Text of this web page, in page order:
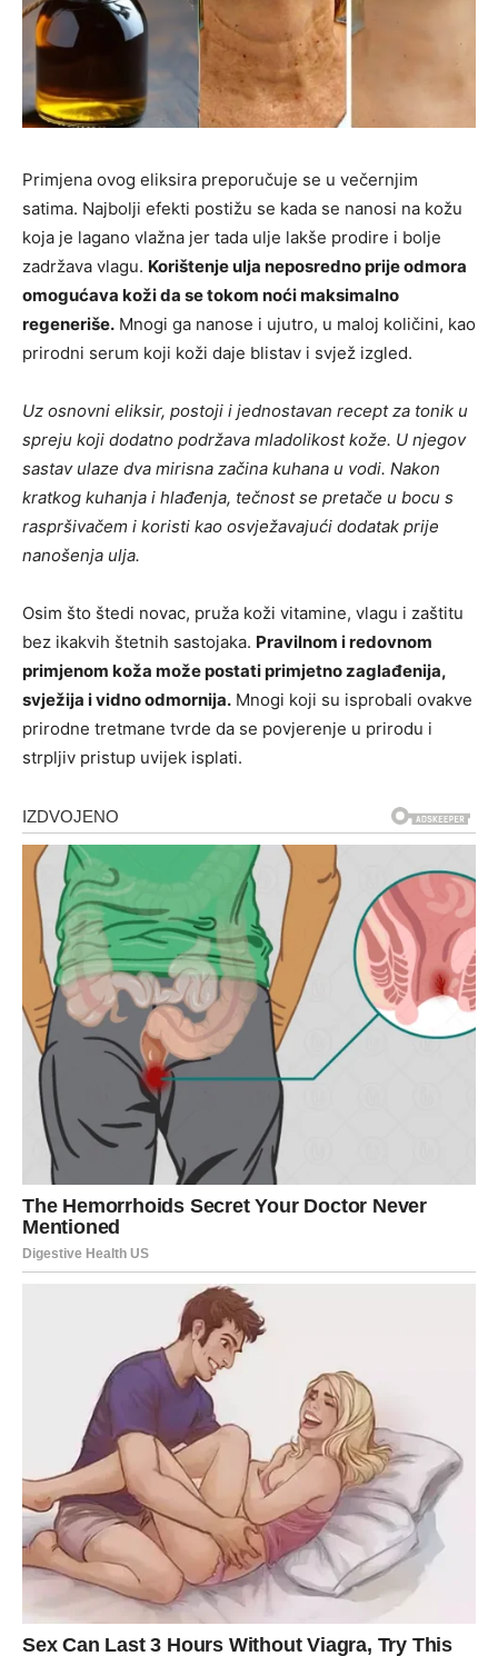
Primjena ovog eliksira preporučuje se u večernjim
satima. Najbolji efekti postižu se kada se nanosi na kožu
koja je lagano vlažna jer tada ulje lakše prodire i bolje
zadržava vlagu. Korištenje ulja neposredno prije odmora
omogućava koži da se tokom noći maksimalno
regeneriše. Mnogi ga nanose i ujutro, u maloj količini, kao
prirodni serum koji koži daje blistav i svjež izgled.
Uz osnovni eliksir, postoji i jednostavan recept za tonik u
spreju koji dodatno podržava mladolikost kože. U njegov
sastav ulaze dva mirisna začina kuhana u vodi. Nakon
kratkog kuhanja i hlađenja, tečnost se pretače u bocu s
raspršivačem i koristi kao osvježavajući dodatak prije
nanošenja ulja.
Osim što štedi novac, pruža koži vitamine, vlagu i zaštitu
bez ikakvih štetnih sastojaka. Pravilnom i redovnom
primjenom koža može postati primjetno zaglađenija,
svježija i vidno odmornija. Mnogi koji su isprobali ovakve
prirodne tretmane tvrde da se povjerenje u prirodu i
strpljiv pristup uvijek isplati.